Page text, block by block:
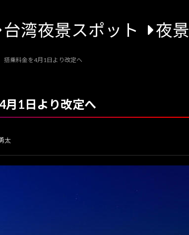
台湾夜景スポット 夜
乗料金を4月1日より改定へ
1日より改定へ
太